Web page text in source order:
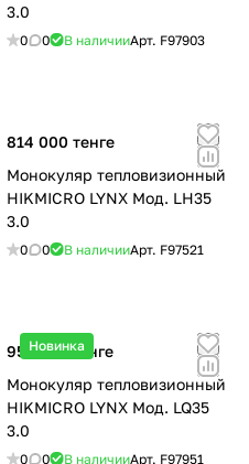
3.0
0 0 В наличииАрт. F97903
814 000 тенге
Монокуляр тепловизионный
HIKMICRO LYNX Мод. LH35
3.0
0 0 В наличииАрт. F97521
Новинка
957 000 тенге
Монокуляр тепловизионный
HIKMICRO LYNX Мод. LQ35
3.0
0 0 В наличииАрт. F97951